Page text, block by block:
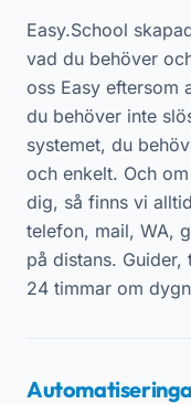
Easy.School
vad du behöver
oss Easy eftersom
du behöver inte
systemet, du
och enkelt. Och
dig, så finns vi
telefon, mail, WA,
på distans.
24 timmar om